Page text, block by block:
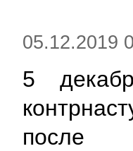
05.12.2019
5
после